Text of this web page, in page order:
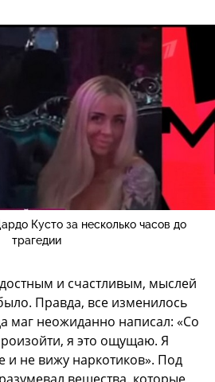
Кусто за несколько часов до
трагедии
и счастливым, мыслей
Правда, все изменилось
маг неожиданно написал: «Со
я это ощущаю. Я
и не вижу наркотиков». Под